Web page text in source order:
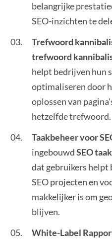
belangrijke
SEO-inzichten te
Trefwoord
trefwoord
helpt bedrijven hun
optimaliseren door
oplossen van
hetzelfde trefwoord.
Taakbeheer voor
ingebouwdSEO
dat gebruikers helpt
SEO projecten en
makkelijker is om
blijven.
White-Label